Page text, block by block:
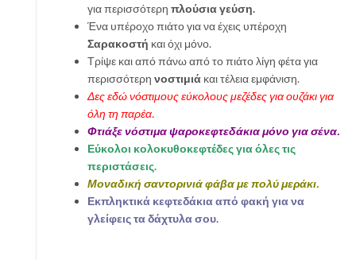
για περισσότερη πλούσια γεύση.
Ένα υπέροχο πιάτο για να έχεις υπέροχη
Σαρακοστή και όχι μόνο.
Τρίψε και από πάνω από το πιάτο λίγη φέτα για
περισσότερη νοστιμιά και τέλεια εμφάνιση.
Δες εδώ νόστιμους εύκολους μεζέδες για ουζάκι για
όλη τη παρέα.
Φτιάξε νόστιμα ψαροκεφτεδάκια μόνο για σένα.
Εύκολοι κολοκυθοκεφτέδες για όλες τις
περιστάσεις.
Μοναδική σαντορινιά φάβα με πολύ μεράκι.
Εκπληκτικά κεφτεδάκια από φακή για να
γλείφεις τα δάχτυλα σου.